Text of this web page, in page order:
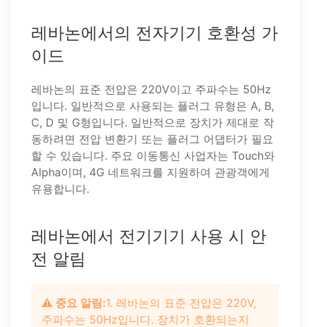
레바논에서의 전자기기 호환성 가
이드
레바논의 표준 전압은 220V이고 주파수는 50Hz
입니다. 일반적으로 사용되는 플러그 유형은 A, B,
C, D 및 G형입니다. 일반적으로 장치가 제대로 작
동하려면 전압 변환기 또는 플러그 어댑터가 필요
할 수 있습니다. 주요 이동통신 사업자는 Touch와
Alpha이며, 4G 네트워크를 지원하여 관광객에게
유용합니다.
레바논에서 전기기기 사용 시 안
전 알림
⚠️ 중요 알림:1. 레바논의 표준 전압은 220V,
주파수는 50Hz입니다. 장치가 호환되는지